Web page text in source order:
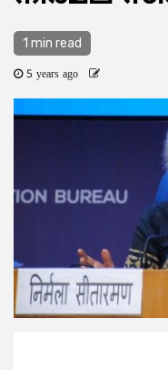
1 min read
5 years ago